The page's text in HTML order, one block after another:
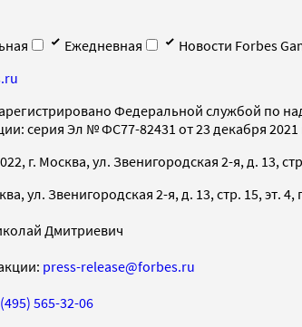
Ежедневная
Новости Forbes
Федеральной службой по
серия Эл № ФС77-82431 от 23 декабря 2021
г. Москва, ул. Звенигородская 2-я, д. 13,
ул. Звенигородская 2-я, д. 13, стр. 15, эт. 4,
Дмитриевич
press-release@forbes.ru
565-32-06